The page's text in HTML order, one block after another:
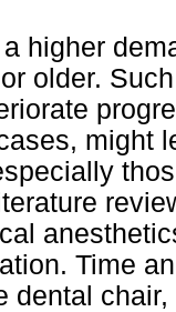
higher
older.
might
Time
dental